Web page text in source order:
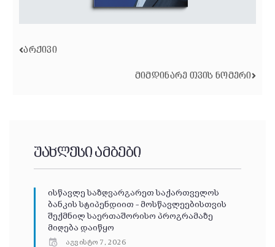
ᲐᲠᲥᲘᲕᲘ
ᲛᲘᲛᲓᲘᲜᲐᲠᲔ ᲗᲕᲘᲡ ᲜᲝᲛᲔᲠᲘ
უახლესი ამბები
ისწავლე საზღვარგარეთ საქართველოს
ბანკის სტიპენდიით – მოსწავლეებისთვის
შექმნილ საერთაშორისო პროგრამაზე
მიღება დაიწყო
აგვისტო 7, 2026